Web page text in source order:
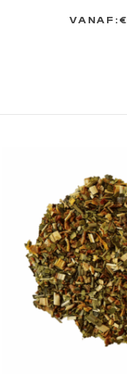
VANAF: €